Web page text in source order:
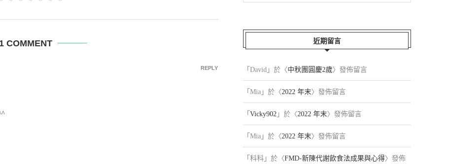
1 COMMENT
REPLY
近期留言
「 David 」於〈中秋團圓慶2歲〉發佈留言
「 Mia 」於〈2022 年末〉發佈留言
「 Vicky902 」於〈2022 年末〉發佈留言
「 Mia 」於〈2022 年末〉發佈留言
「 科科 」於〈FMD-新陳代謝飲食法成果與心得〉發佈